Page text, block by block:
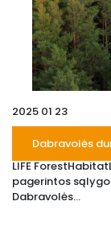
2025 01 23
Dabravolės
LIFE
pagerintos
Dabravolės...